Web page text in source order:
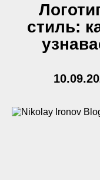
стиль: